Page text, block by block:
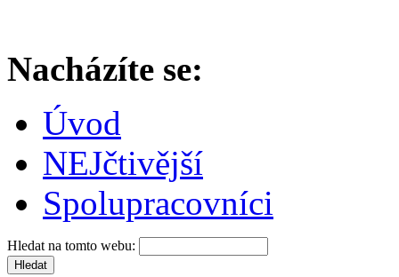
Nacházíte se:
Úvod
NEJčtivější
Spolupracovníci
Hledat na tomto webu: